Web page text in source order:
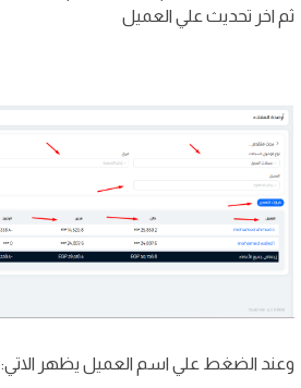
ثم اخر تحديث علي العميل
وعند الضغط علي اسم العميل يظهر الاتي: